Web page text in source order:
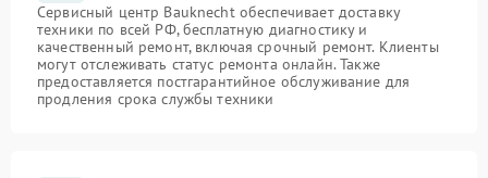
Сервисный центр Bauknecht обеспечивает доставку
техники по всей РФ, бесплатную диагностику и
качественный ремонт, включая срочный ремонт. Клиенты
могут отслеживать статус ремонта онлайн. Также
предоставляется постгарантийное обслуживание для
продления срока службы техники